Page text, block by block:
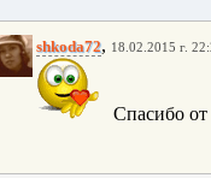
shkoda72, 18.02.2015 г.
Спасибо от